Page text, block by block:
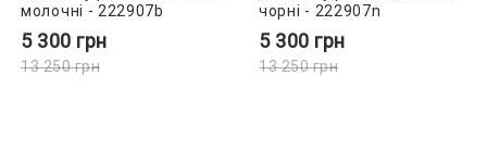
молочні - 222907b
5 300 грн
13 250грн
чорні - 222907n
5 300 грн
13 250грн